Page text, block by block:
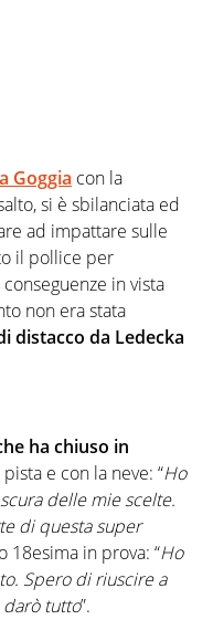
Goggia con la
si è sbilanciata ed
ad impattare sulle
il pollice per
in vista
non era stata
distacco da Ledecka
ha chiuso in
e con la neve: “Ho
delle mie scelte.
di questa super
18esima in prova: “Ho
Spero di riuscire a
darò tutto”.